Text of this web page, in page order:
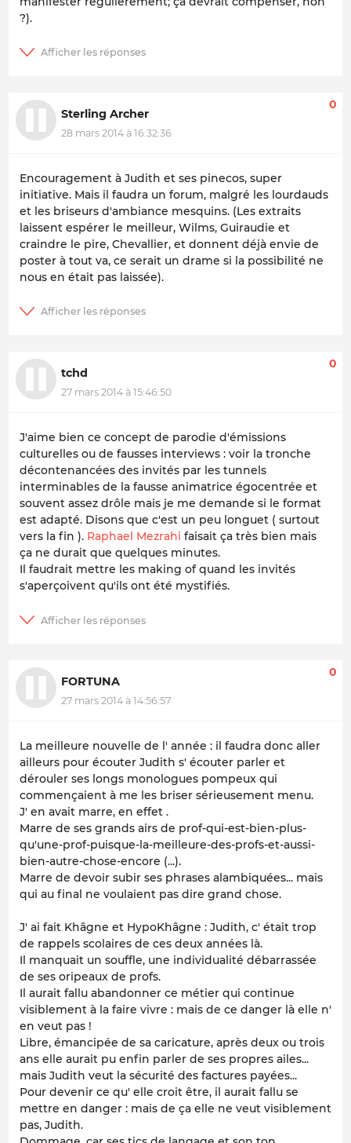
?).
Sterling Archer
28 mars 2014 à 16:32:36
0
Encouragement à Judith et ses pinecos, super
initiative. Mais il faudra un forum, malgré les lourdauds
et les briseurs d'ambiance mesquins. (Les extraits
laissent espérer le meilleur, Wilms, Guiraudie et
craindre le pire, Chevallier, et donnent déjà envie de
poster à tout va, ce serait un drame si la possibilité ne
nous en était pas laissée).
tchd
27 mars 2014 à 15:46:50
0
J'aime bien ce concept de parodie d'émissions
culturelles ou de fausses interviews : voir la tronche
décontenancées des invités par les tunnels
interminables de la fausse animatrice égocentrée et
souvent assez drôle mais je me demande si le format
est adapté. Disons que c'est un peu longuet ( surtout
vers la fin ). Raphael Mezrahi faisait ça très bien mais
ça ne durait que quelques minutes.
Il faudrait mettre les making of quand les invités
s'aperçoivent qu'ils ont été mystifiés.
FORTUNA
27 mars 2014 à 14:56:57
0
La meilleure nouvelle de l' année : il faudra donc aller
ailleurs pour écouter Judith s' écouter parler et
dérouler ses longs monologues pompeux qui
commençaient à me les briser sérieusement menu.
J' en avait marre, en effet .
Marre de ses grands airs de prof-qui-est-bien-plus-
qu'une-prof-puisque-la-meilleure-des-profs-et-aussi-
bien-autre-chose-encore (...).
Marre de devoir subir ses phrases alambiquées... mais
qui au final ne voulaient pas dire grand chose.
J' ai fait Khâgne et HypoKhâgne : Judith, c' était trop
de rappels scolaires de ces deux années là.
Il manquait un souffle, une individualité débarrassée
de ses oripeaux de profs.
Il aurait fallu abandonner ce métier qui continue
visiblement à la faire vivre : mais de ce danger là elle n'
en veut pas !
Libre, émancipée de sa caricature, après deux ou trois
ans elle aurait pu enfin parler de ses propres ailes...
mais Judith veut la sécurité des factures payées...
Pour devenir ce qu' elle croit être, il aurait fallu se
mettre en danger : mais de ça elle ne veut visiblement
pas, Judith.